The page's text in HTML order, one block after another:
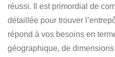
réussi. Il est primordial de
détaillée pour trouver
répond à vos besoins en
géographique, de